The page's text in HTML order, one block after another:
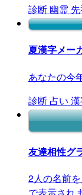
診断 幽霊
夏漢字メー
あなたの今
診断 占い
友達相性グ
2人の名前